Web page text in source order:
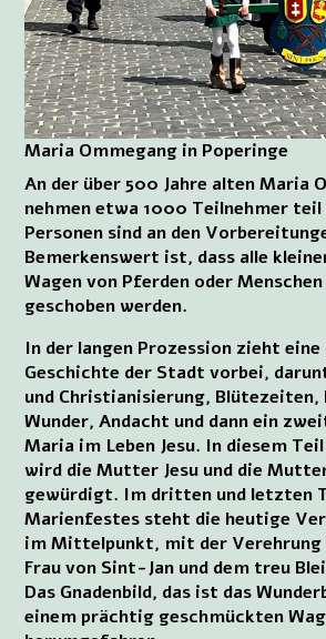
Maria Ommegang in Poperinge
An der über 500 Jahre alten Maria
nehmen etwa 1000 Teilnehmer
Personen sind an den
Bemerkenswert ist, dass alle
Wagen von Pferden oder
geschoben werden.
In der langen Prozession zieht eine
Geschichte der Stadt vorbei,
und Christianisierung, Blütezeiten,
Wunder, Andacht und dann ein
Maria im Leben Jesu. In diesem
wird die Mutter Jesu und die
gewürdigt. Im dritten und letzten
Marienfestes steht die heutige
im Mittelpunkt, mit der Verehrung
Frau von Sint-Jan und dem treu
Das Gnadenbild, das ist das
einem prächtig geschmückten